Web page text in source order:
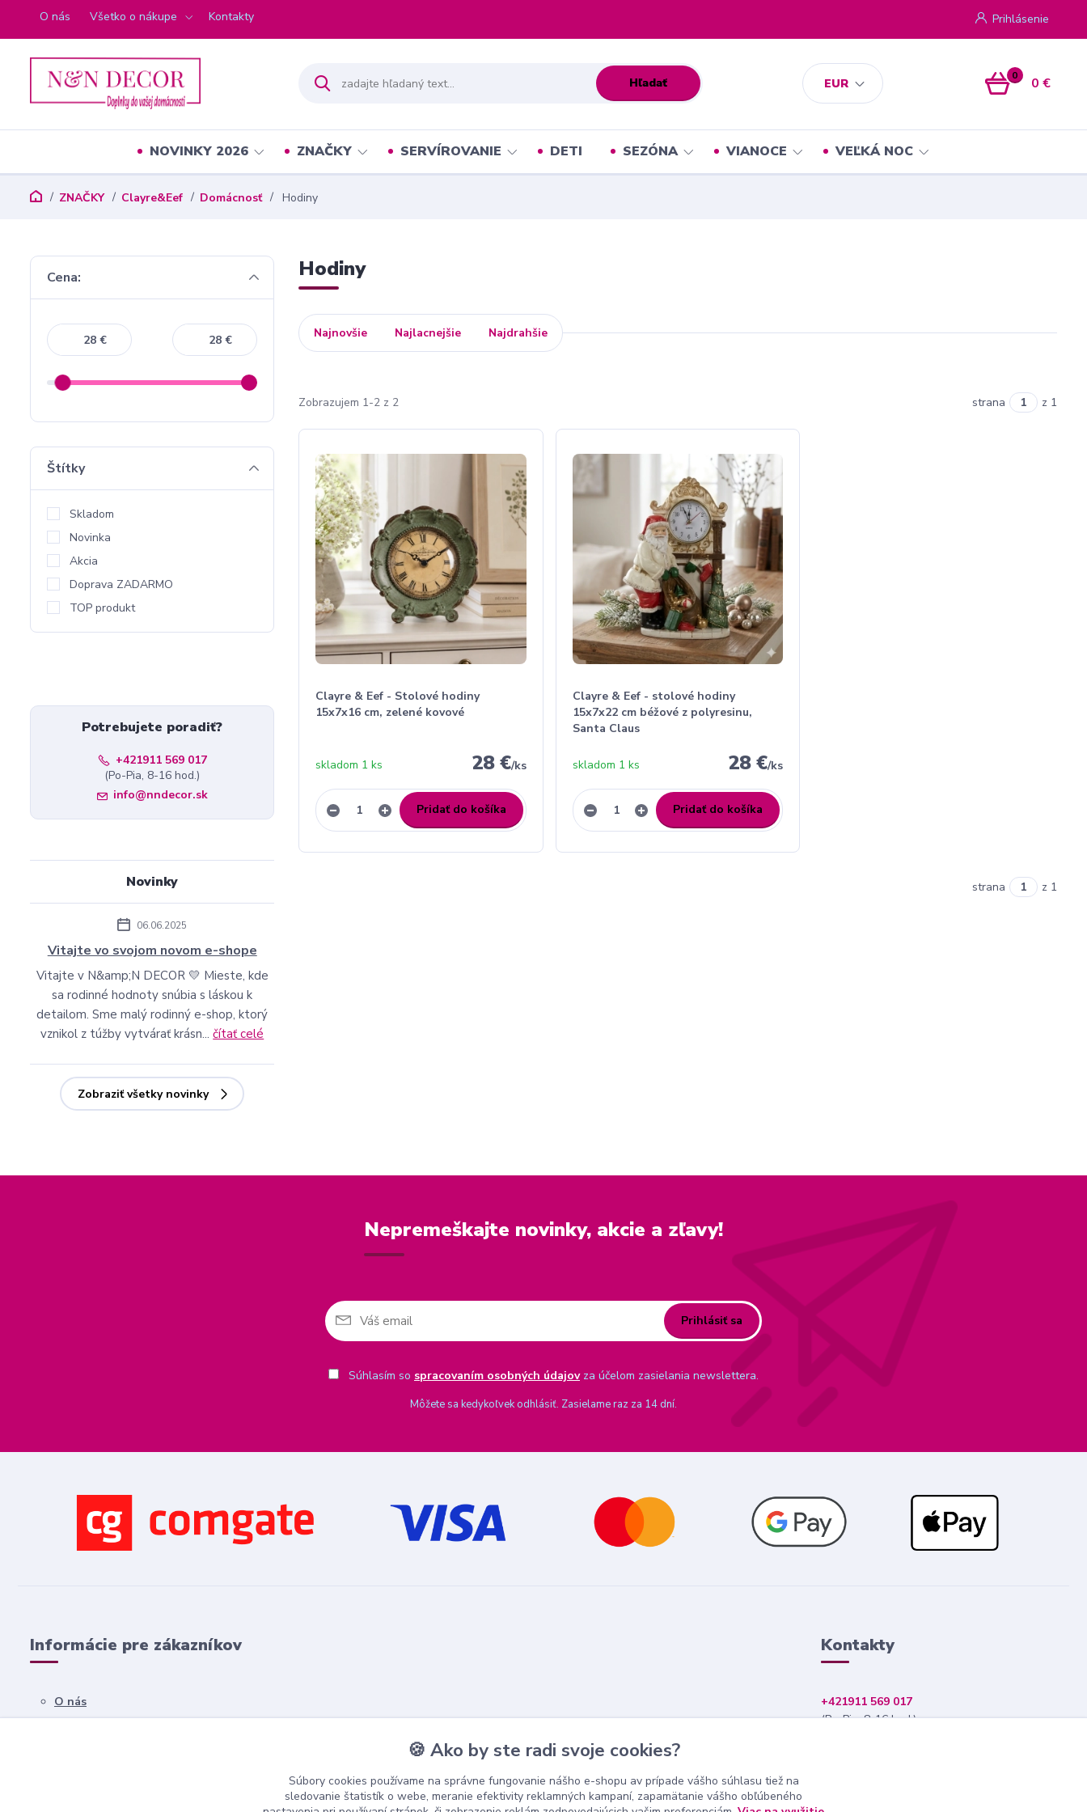
O nás Všetko o nákupe Kontakty
EUR
Prihlásenie
Hľadať 0 0 €
NOVINKY 2026 ZNAČKY SERVÍROVANIE DETI SEZÓNA VIANOCE VEĽKÁ NOC
ZNAČKY Clayre&Eef Domácnosť Hodiny
Hodiny
Najnovšie Najlacnejšie Najdrahšie
Zobrazujem 1-2 z 2 strana z 1
Clayre & Eef - Stolové hodiny
15x7x16 cm, zelené kovové
28 €/ks
skladom 1 ks
Pridať do košíka
Clayre & Eef - stolové hodiny
15x7x22 cm béžové z polyresinu,
Santa Claus
28 €/ks
skladom 1 ks
Pridať do košíka
strana z 1
Cena:
€ €
Štítky
Skladom
Novinka
Akcia
Doprava ZADARMO
TOP produkt
Potrebujete poradiť?
+421911 569 017
(Po-Pia, 8-16 hod.)
info@nndecor.sk
Novinky
06.06.2025
Vitajte vo svojom novom e-shope
Vitajte v N&amp;N DECOR 💛 Mieste, kde
sa rodinné hodnoty snúbia s láskou k
detailom. Sme malý rodinný e-shop, ktorý
vznikol z túžby vytvárať krásn...čítať celé
Zobraziť všetky novinky
Nepremeškajte novinky, akcie a zľavy!
Prihlásiť sa
Súhlasím so spracovaním osobných údajovza účelom zasielania newslettera.
Môžete sa kedykoľvek odhlásiť. Zasielame raz za 14 dní.
Informácie pre zákazníkov
O nás
Kontakty
+421911 569 017
(Po-Pia, 8-16 hod.)
🍪 Ako by ste radi svoje cookies?
Súbory cookies používame na správne fungovanie nášho e-shopu av prípade vášho súhlasu tiež na
sledovanie štatistík o webe, meranie efektivity reklamných kampaní, zapamätanie vášho obľúbeného